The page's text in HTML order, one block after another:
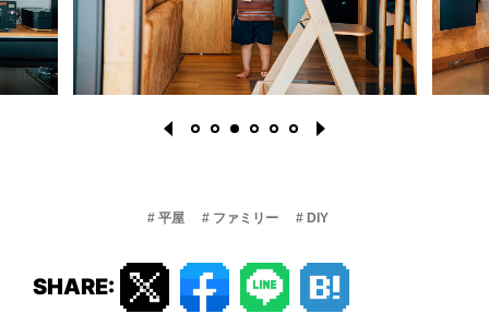
# 平屋 # ファミリー # DIY
SHARE: